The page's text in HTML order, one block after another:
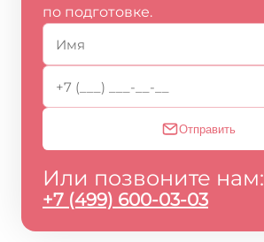
по подготовке.
Отправить
Или позвоните нам:
+7 (499) 600-03-03